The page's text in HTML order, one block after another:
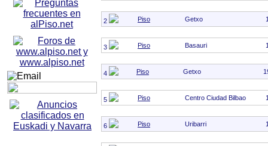
2 Piso Getxo
3 Piso Basauri
4 Piso Getxo
5 Piso Centro Ciudad Bilbao
6 Piso Uribarri